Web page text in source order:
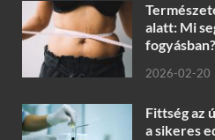
alatt: Mi
fogyásban?
2026-02-20
Fittség az
a sikeres